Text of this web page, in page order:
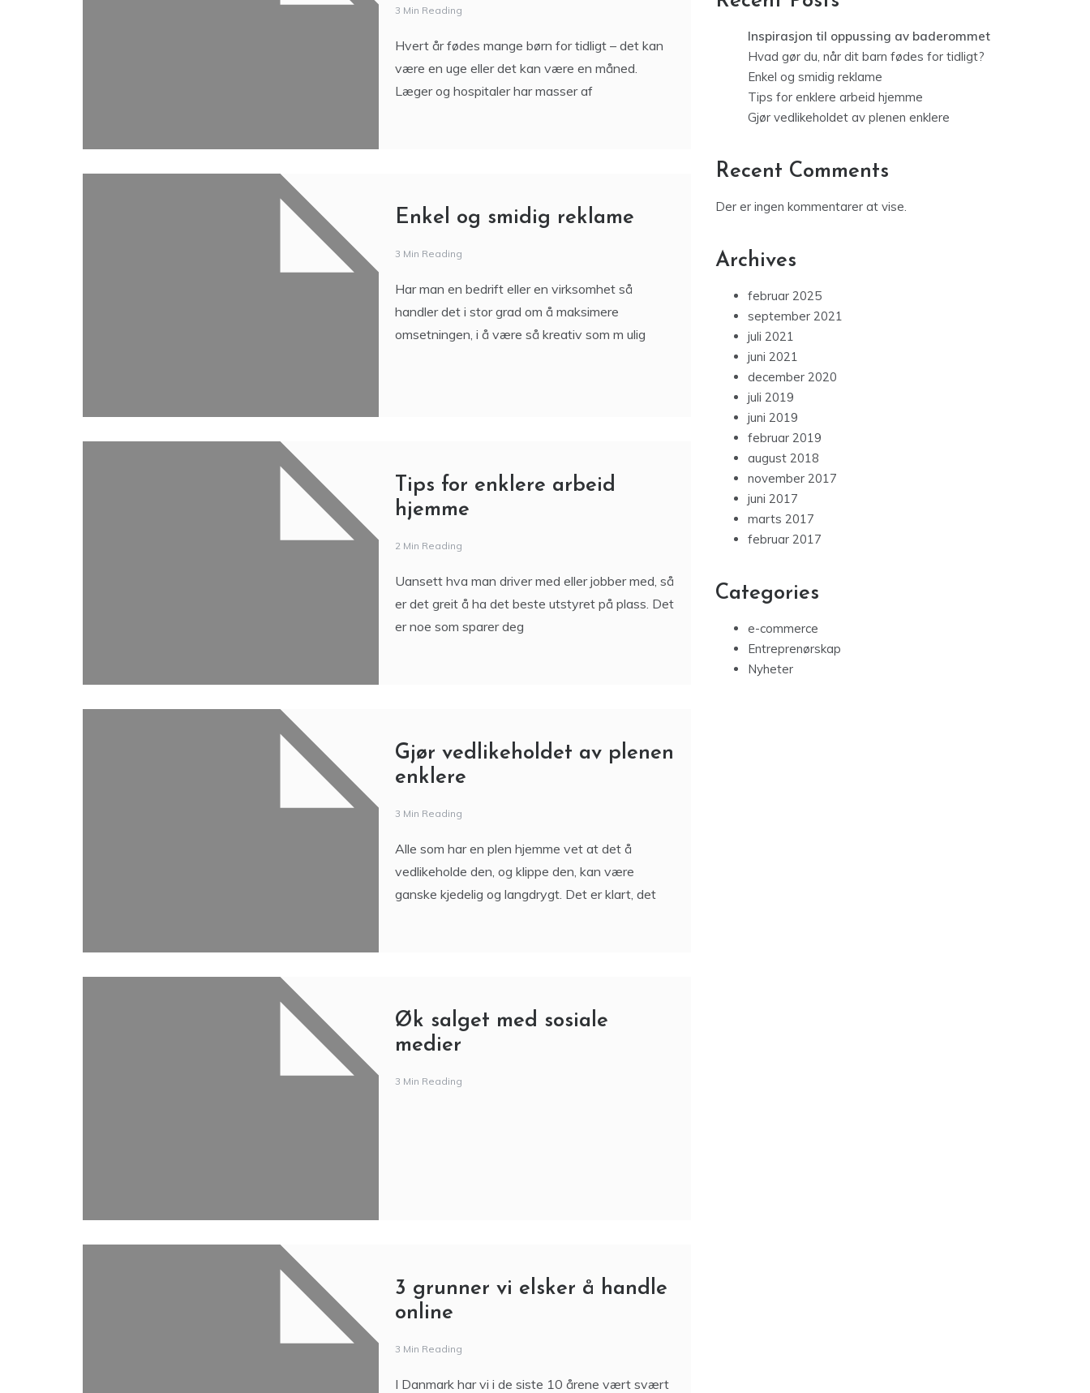
3 Min Reading
Hvert år fødes mange børn for tidligt – det kan
være en uge eller det kan være en måned.
Læger og hospitaler har masser af
Enkel og smidig reklame
3 Min Reading
Har man en bedrift eller en virksomhet så
handler det i stor grad om å maksimere
omsetningen, i å være så kreativ som m ulig
Tips for enklere arbeid
hjemme
2 Min Reading
Uansett hva man driver med eller jobber med, så
er det greit å ha det beste utstyret på plass. Det
er noe som sparer deg
Gjør vedlikeholdet av plenen
enklere
3 Min Reading
Alle som har en plen hjemme vet at det å
vedlikeholde den, og klippe den, kan være
ganske kjedelig og langdrygt. Det er klart, det
Øk salget med sosiale
medier
3 Min Reading
3 grunner vi elsker å handle
online
3 Min Reading
I Danmark har vi i de siste 10 årene vært svært
Inspirasjon til oppussing av baderommet
Hvad gør du, når dit barn fødes for tidligt?
Enkel og smidig reklame
Tips for enklere arbeid hjemme
Gjør vedlikeholdet av plenen enklere
Recent Comments
Der er ingen kommentarer at vise.
Archives
februar 2025
september 2021
juli 2021
juni 2021
december 2020
juli 2019
juni 2019
februar 2019
august 2018
november 2017
juni 2017
marts 2017
februar 2017
Categories
e-commerce
Entreprenørskap
Nyheter